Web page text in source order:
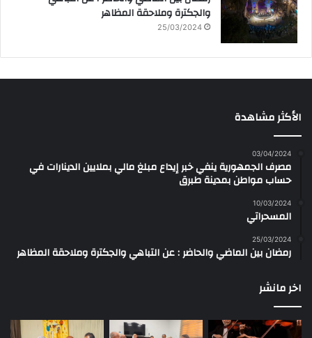
والجكترة وملاحقة المظاهر
25/03/2024
الأكثر مشاهدة
03/04/2024
مصرف الجمهورية ينفي خبر إيداع مبلغ مالي بملايين الدينارات في
حساب مواطن بمدينة طبرق
10/03/2024
المسحراتي
25/03/2024
رمضان بين الماضي والحاضر : عن التباهي والجكترة وملاحقة المظاهر
اخر مانشر